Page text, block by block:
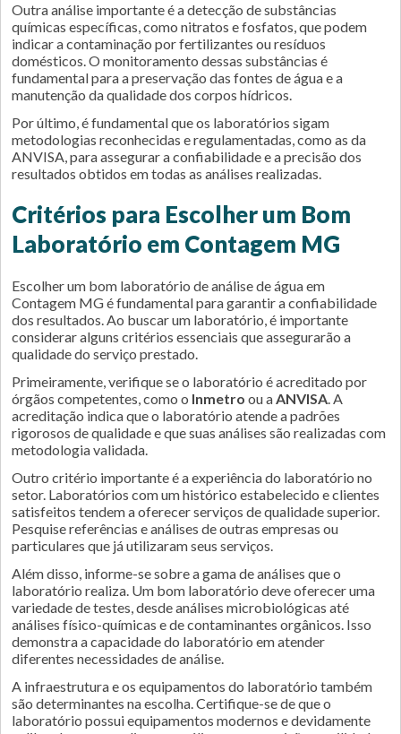
Outra análise importante é a detecção de substâncias
químicas específicas, como nitratos e fosfatos, que podem
indicar a contaminação por fertilizantes ou resíduos
domésticos. O monitoramento dessas substâncias é
fundamental para a preservação das fontes de água e a
manutenção da qualidade dos corpos hídricos.
Por último, é fundamental que os laboratórios sigam
metodologias reconhecidas e regulamentadas, como as da
ANVISA, para assegurar a confiabilidade e a precisão dos
resultados obtidos em todas as análises realizadas.
Critérios para Escolher um Bom
Laboratório em Contagem MG
Escolher um bom laboratório de análise de água em
Contagem MG é fundamental para garantir a confiabilidade
dos resultados. Ao buscar um laboratório, é importante
considerar alguns critérios essenciais que assegurarão a
qualidade do serviço prestado.
Primeiramente, verifique se o laboratório é acreditado por
órgãos competentes, como o Inmetro ou aANVISA. A
acreditação indica que o laboratório atende a padrões
rigorosos de qualidade e que suas análises são realizadas com
metodologia validada.
Outro critério importante é a experiência do laboratório no
setor. Laboratórios com um histórico estabelecido e clientes
satisfeitos tendem a oferecer serviços de qualidade superior.
Pesquise referências e análises de outras empresas ou
particulares que já utilizaram seus serviços.
Além disso, informe-se sobre a gama de análises que o
laboratório realiza. Um bom laboratório deve oferecer uma
variedade de testes, desde análises microbiológicas até
análises físico-químicas e de contaminantes orgânicos. Isso
demonstra a capacidade do laboratório em atender
diferentes necessidades de análise.
A infraestrutura e os equipamentos do laboratório também
são determinantes na escolha. Certifique-se de que o
laboratório possui equipamentos modernos e devidamente